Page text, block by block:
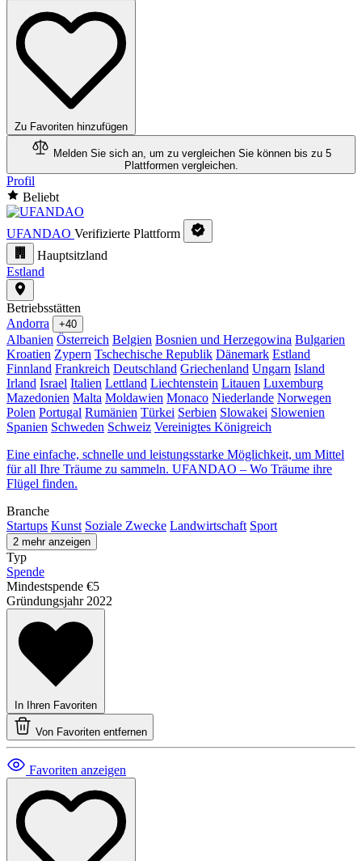
Zu Favoriten hinzufügen
Melden Sie sich an, um zu vergleichen Sie können bis zu 5
Plattformen vergleichen.
Profil
Beliebt
UFANDAO Verifizierte Plattform
Hauptsitzland
Estland
Betriebsstätten
Andorra
+40
Albanien Österreich Belgien Bosnien und Herzegowina Bulgarien
Kroatien Zypern Tschechische Republik Dänemark Estland
Finnland Frankreich Deutschland Griechenland Ungarn Island
Irland Israel Italien Lettland Liechtenstein Litauen Luxemburg
Mazedonien Malta Moldawien Monaco Niederlande Norwegen
Polen Portugal Rumänien Türkei Serbien Slowakei Slowenien
Spanien Schweden Schweiz Vereinigtes Königreich
Eine einfache, schnelle und leistungsstarke Möglichkeit, um Mittel
für all Ihre Träume zu sammeln. UFANDAO – Wo Träume ihre
Flügel finden.
Branche
Startups Kunst Soziale Zwecke Landwirtschaft Sport
2 mehr anzeigen
Typ
Spende
Mindestspende €5
Gründungsjahr 2022
In Ihren Favoriten
Von Favoriten entfernen
Favoriten anzeigen